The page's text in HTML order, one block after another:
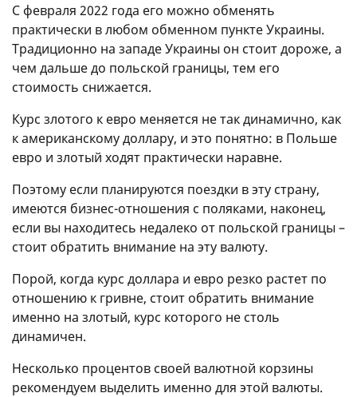
С февраля 2022 года его можно обменять
практически в любом обменном пункте Украины.
Традиционно на западе Украины он стоит дороже, а
чем дальше до польской границы, тем его
стоимость снижается.
Курс злотого к евро меняется не так динамично, как
к американскому доллару, и это понятно: в Польше
евро и злотый ходят практически наравне.
Поэтому если планируются поездки в эту страну,
имеются бизнес-отношения с поляками, наконец,
если вы находитесь недалеко от польской границы –
стоит обратить внимание на эту валюту.
Порой, когда курс доллара и евро резко растет по
отношению к гривне, стоит обратить внимание
именно на злотый, курс которого не столь
динамичен.
Несколько процентов своей валютной корзины
рекомендуем выделить именно для этой валюты.